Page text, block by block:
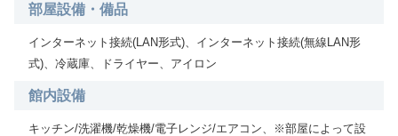
部屋設備・備品
インターネット接続(LAN形式)、インターネット接続(無線LAN形
式)、冷蔵庫、ドライヤー、アイロン
館内設備
キッチン/洗濯機/乾燥機/電子レンジ/エアコン、※部屋によって設